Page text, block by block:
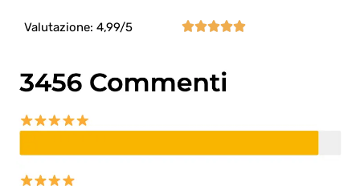
Valutazione: 4,99/5 